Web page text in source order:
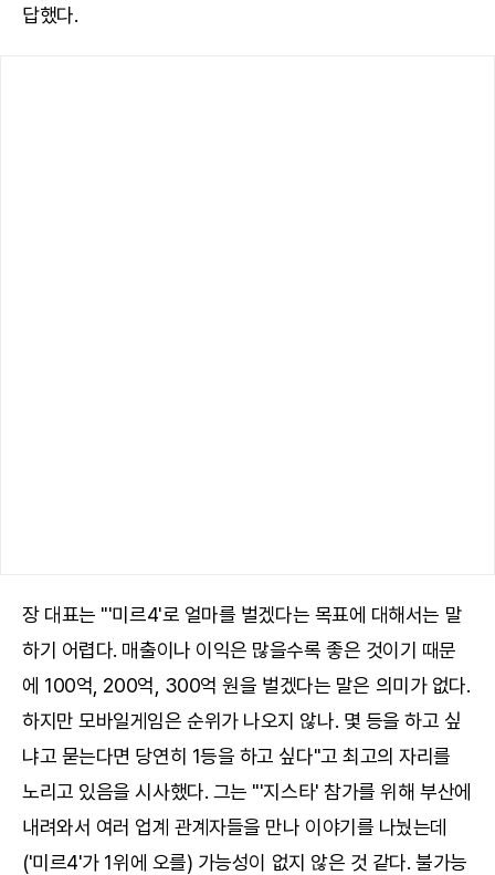
답했다.
장 대표는 "'미르4'로 얼마를 벌겠다는 목표에 대해서는 말
하기 어렵다. 매출이나 이익은 많을수록 좋은 것이기 때문
에 100억, 200억, 300억 원을 벌겠다는 말은 의미가 없다.
하지만 모바일게임은 순위가 나오지 않나. 몇 등을 하고 싶
냐고 묻는다면 당연히 1등을 하고 싶다"고 최고의 자리를
노리고 있음을 시사했다. 그는 "'지스타' 참가를 위해 부산에
내려와서 여러 업계 관계자들을 만나 이야기를 나눴는데
('미르4'가 1위에 오를) 가능성이 없지 않은 것 같다. 불가능